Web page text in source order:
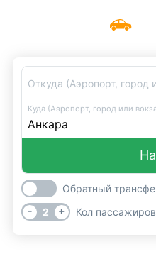
Все
Откуда (Аэропорт, город
Куда (Аэропорт, город или
Обратный
-
2 + Кол пассажиров